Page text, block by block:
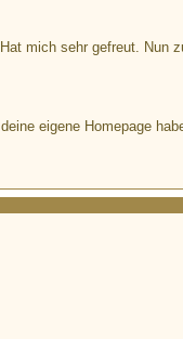
mich sehr gefreut. Nun
eigene Homepage